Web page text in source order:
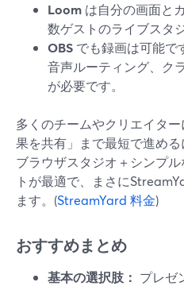
Loom は自分の画面と
数ゲストのライブスタ
OBS でも録画は可能で
音声ルーティング、ク
が必要です。
多くのチームやクリエイタ
果を共有」まで最短で進め
ブラウザスタジオ＋シンプ
トが最適で、まさに
ます。(StreamYard 料金)
おすすめまとめ
基本の選択肢： プレゼ